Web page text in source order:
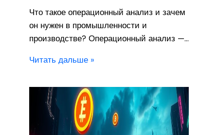
Что такое операционный анализ и зачем
он нужен в промышленности и
производстве? Операционный анализ —…
Читать дальше »